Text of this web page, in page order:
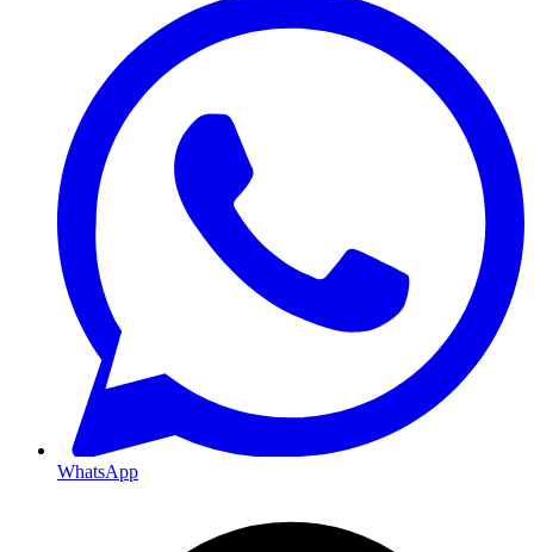
WhatsApp